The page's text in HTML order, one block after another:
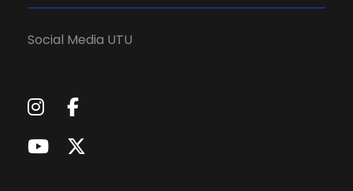
Social Media UTU